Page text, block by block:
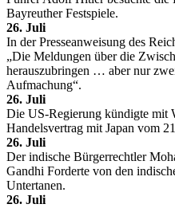
Bayreuther Festspiele.
26. Juli
In der Presseanweisung des
„Die Meldungen über die
herauszubringen … aber nur
Aufmachung“.
26. Juli
Die US-Regierung kündigte mit
Handelsvertrag mit Japan vom
26. Juli
Der indische Bürgerrechtler
Gandhi Forderte von den
Untertanen.
26. Juli